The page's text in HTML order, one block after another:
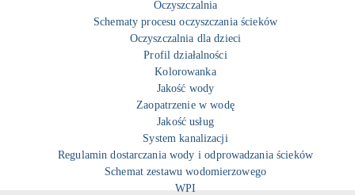
Oczyszczalnia
Schematy procesu oczyszczania ścieków
Oczyszczalnia dla dzieci
Profil działalności
Kolorowanka
Jakość wody
Zaopatrzenie w wodę
Jakość usług
System kanalizacji
Regulamin dostarczania wody i odprowadzania ścieków
Schemat zestawu wodomierzowego
WPI